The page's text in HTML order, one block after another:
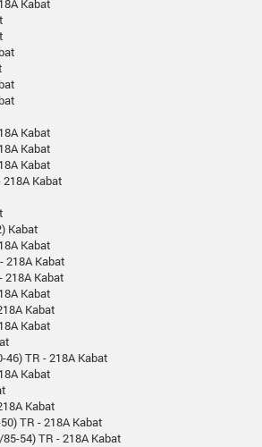
Kabat
Kabat
Kabat
Kabat
Kabat
Kabat
218A Kabat
218A Kabat
Kabat
Kabat
Kabat
46) TR - 218A Kabat
Kabat
Kabat
TR - 218A Kabat
54) TR - 218A Kabat